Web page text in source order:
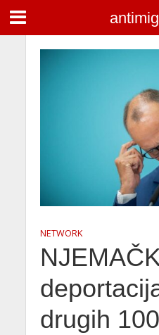
NETWORK
drugih 100